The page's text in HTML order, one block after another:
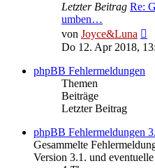
Letzter Beitrag Re:
umben…
von Joyce&Luna
Do 12. Apr 2018,
phpBB Fehlermeldungen
Themen
Beiträge
Letzter Beitrag
phpBB Fehlermeldungen
Gesammelte
Version 3.1. und